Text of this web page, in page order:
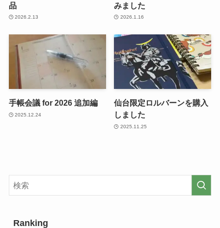
品
2026.2.13
みました
2026.1.16
手帳会議 for 2026 追加編
2025.12.24
仙台限定ロルバーンを購入
しました
2025.11.25
Ranking